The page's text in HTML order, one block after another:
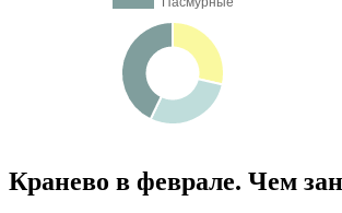
Кранево в феврале. Чем